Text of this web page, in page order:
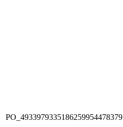
PO_4933979335186259954478379